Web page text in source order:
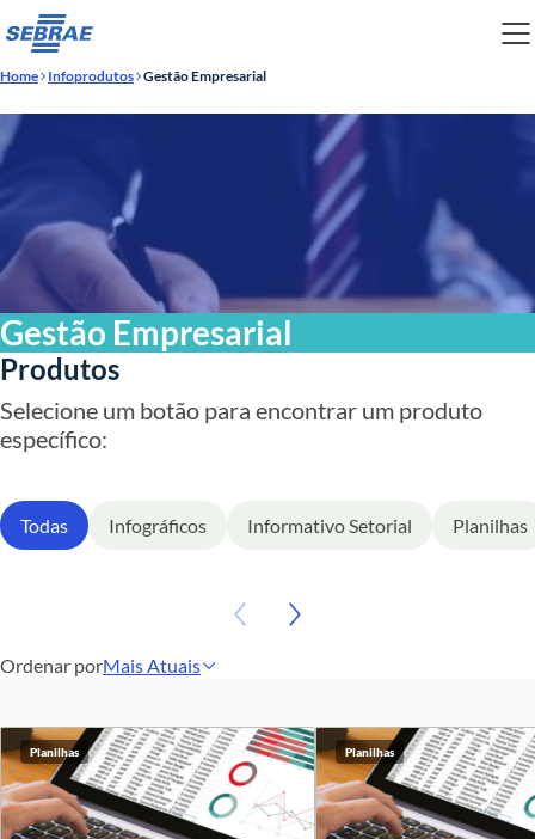
Home Infoprodutos Gestão Empresarial
Gestão Empresarial
Produtos
Selecione um botão para encontrar um produto
específico:
Todas Infográficos Informativo Setorial Planilhas
Ordenar porMais Atuais
Z - A
Mais Atuais
Mais Antigos
Planilhas Planilhas